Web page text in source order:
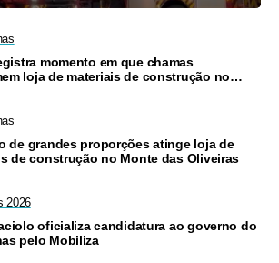
momento em que chamas
loja de materiais de construção no
de grandes proporções atinge loja de
de construção no Monte das Oliveiras
2026
oficializa candidatura ao governo do
pelo Mobiliza